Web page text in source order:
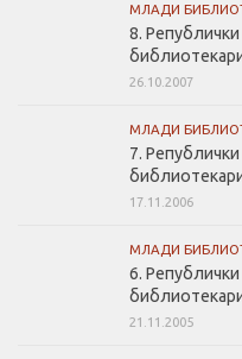
МЛАДИ
8.
26.10.2007
МЛАДИ
7.
17.11.2006
МЛАДИ
6.
21.11.2005